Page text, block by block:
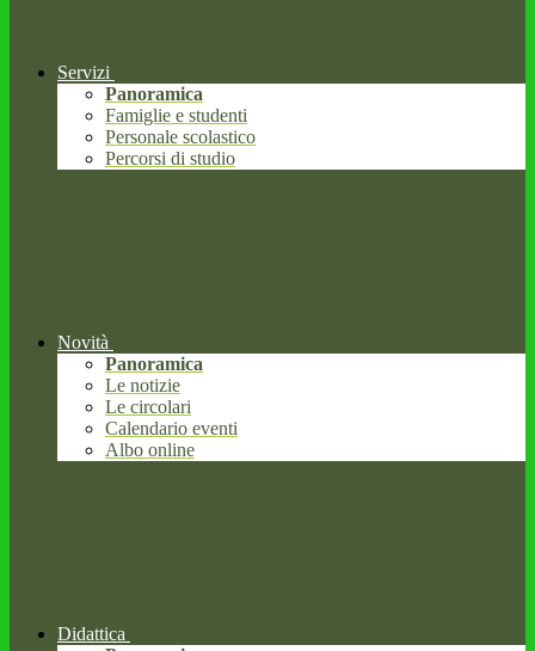
Servizi
Panoramica
Famiglie e studenti
Personale scolastico
Percorsi di studio
Novità
Panoramica
Le notizie
Le circolari
Calendario eventi
Albo online
Didattica